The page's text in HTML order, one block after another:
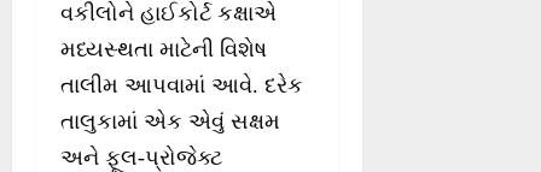
વકીલોને હાઈકોર્ટ કક્ષાએ
મધ્યસ્થતા માટેની વિશેષ
તાલીમ આપવામાં આવે. દરેક
તાલુકામાં એક એવું સક્ષમ
અને ફૂલ-પ્રોજેક્ટ